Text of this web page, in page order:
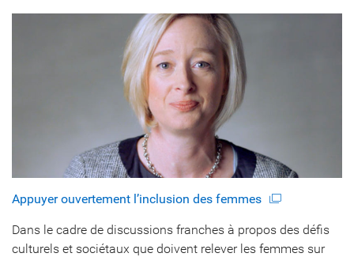
Appuyer ouvertement l’inclusion des femmes
Dans le cadre de discussions franches à propos des défis
culturels et sociétaux que doivent relever les femmes sur